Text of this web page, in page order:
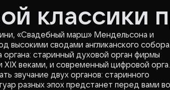
классики
«Свадебный марш» Мендельсона и
высокими сводами англиканского собора.
старинный духовой орган фирмы
XIX веками, и современный цифровой
звучание двух органов: старинного
разных эпох предстанет перед вами во